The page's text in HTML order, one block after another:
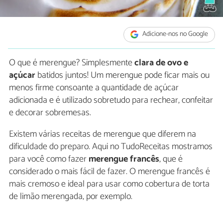
Adicione-nos no Google
O que é merengue? Simplesmenteclara de ovo e
açúcarbatidos juntos! Um merengue pode ficar mais ou
menos firme consoante a quantidade de açúcar
adicionada e é utilizado sobretudo para rechear, confeitar
e decorar sobremesas.
Existem várias receitas de merengue que diferem na
dificuldade do preparo. Aqui no TudoReceitas mostramos
para você como fazermerengue francês, que é
considerado o mais fácil de fazer. O merengue francês é
mais cremoso e ideal para usar como cobertura de torta
de limão merengada, por exemplo.